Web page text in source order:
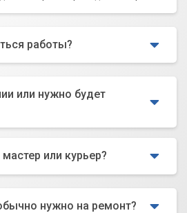
работы?
или нужно будет
или курьер?
нужно на ремонт?